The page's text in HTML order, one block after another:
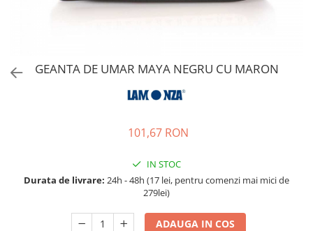
BorseteGEANTA DE UMAR MAYA NEGRU CU MARON
101,67 RON
IN STOC
Durata de livrare: 24h - 48h (17 lei, pentru comenzi mai mici de
279lei)
ADAUGA IN COS